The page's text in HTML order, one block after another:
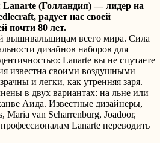
(Голландия) — лидер на
радует нас своей
почти 80 лет.
вышивальщицам всего мира. Сила
дизайнов наборов для
Lanarte вы не спутаете
известна своими воздушными
и легки, как утренняя заря.
в двух вариантах: на льне или
Аида. Известные дизайнеры,
Maria van Scharrenburg, Joadoor,
Lanarte переводить